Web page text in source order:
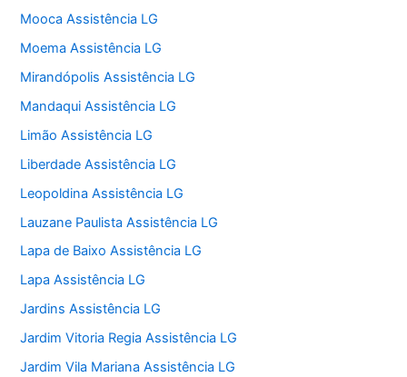
Mooca Assistência LG
Moema Assistência LG
Mirandópolis Assistência LG
Mandaqui Assistência LG
Limão Assistência LG
Liberdade Assistência LG
Leopoldina Assistência LG
Lauzane Paulista Assistência LG
Lapa de Baixo Assistência LG
Lapa Assistência LG
Jardins Assistência LG
Jardim Vitoria Regia Assistência LG
Jardim Vila Mariana Assistência LG